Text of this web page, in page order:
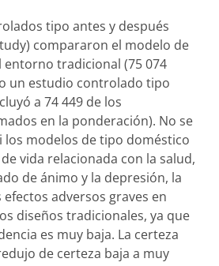
tipo antes y después
compararon el modelo de
tradicional (75 074
un estudio controlado tipo
a 74 449 de los
en la ponderación). No se
los modelos de tipo doméstico
vida relacionada con la salud,
de ánimo y la depresión, la
adversos graves en
diseños tradicionales, ya que
es muy baja. La certeza
de certeza baja a muy